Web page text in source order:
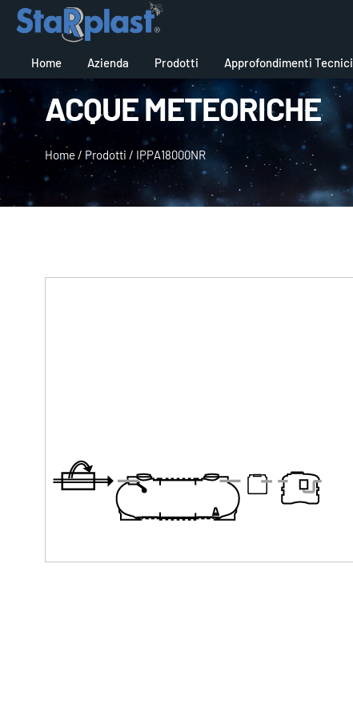
Home Azienda Prodotti Approfondimenti Tecnici
ACQUE METEORICHE
Home / Prodotti / IPPA18000NR